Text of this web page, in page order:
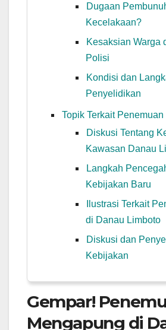
Dugaan
Kecelakaan?
Kesaksian Warga
Polisi
Kondisi dan
Penyelidikan
Topik Terkait Penemuan
Diskusi Tentang
Kawasan Danau
Langkah
Kebijakan Baru
Ilustrasi Terkait
di Danau Limboto
Diskusi dan
Kebijakan
Gempar!
Mengapung di